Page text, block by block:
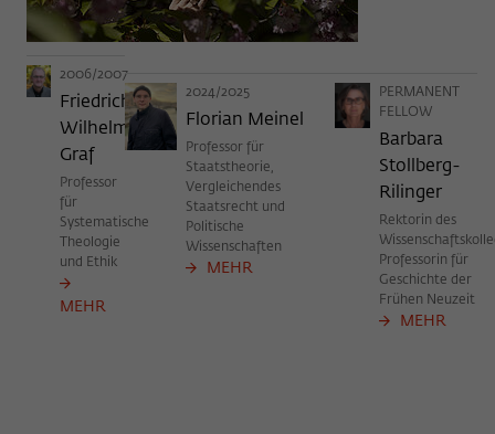
2006/2007
Friedrich
Wilhelm
Graf
Professor
für
Systematische
Theologie
und Ethik
MEHR
2024/2025
Florian Meinel
Professor für
Staatstheorie,
Vergleichendes
Staatsrecht und
Politische
Wissenschaften
MEHR
PERMANENT
FELLOW
Barbara
Stollberg-
Rilinger
Rektorin des
Professorin für
Geschichte der
Frühen Neuzeit
MEHR
Zweck
Dieses kurzlebige Cookie wird dazu
aktuellen Aufenthalt des Besuchs auf der
Webseite des Wissenschaftskollegs zu
speichern.